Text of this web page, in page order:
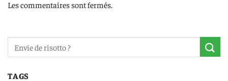
Les commentaires sont fermés.
TAGS